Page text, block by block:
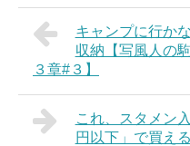
キャンプに行か
収納【写風人の
３章#３】
これ、スタメン
円以下」で買え